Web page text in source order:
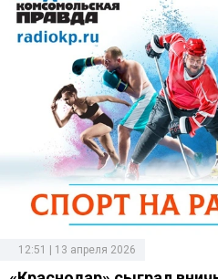
12:51 | 13 апреля 2026